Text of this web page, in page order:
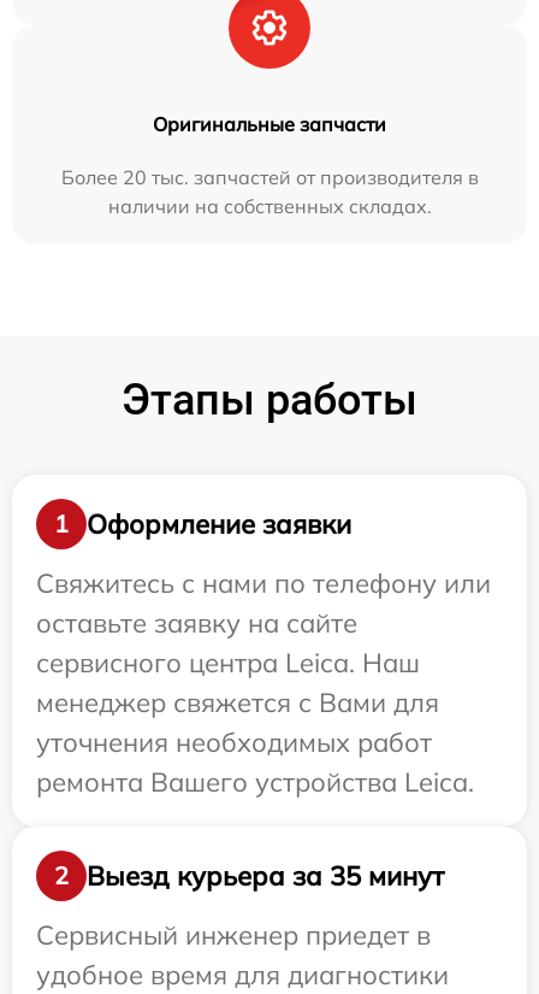
Оригинальные запчасти
Более 20 тыс. запчастей от производителя в
наличии на собственных складах.
Этапы работы
1
Оформление заявки
Свяжитесь с нами по телефону или
оставьте заявку на сайте
сервисного центра Leica. Наш
менеджер свяжется с Вами для
уточнения необходимых работ
ремонта Вашего устройства Leica.
2
Выезд курьера за 35 минут
Сервисный инженер приедет в
удобное время для диагностики